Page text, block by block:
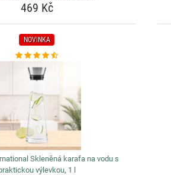
469 Kč
NOVINKA
Skleněná karafa na vodu s
výlevkou, 1 l